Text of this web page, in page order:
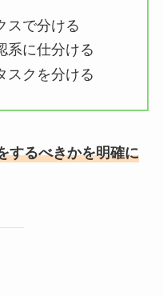
スで分ける
系に仕分ける
スクを分ける
するべきかを明確に